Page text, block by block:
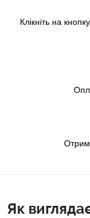
Клікніть на
Як